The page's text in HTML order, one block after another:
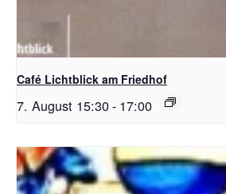
Café Lichtblick am Friedhof
7. August 15:30- 17:00